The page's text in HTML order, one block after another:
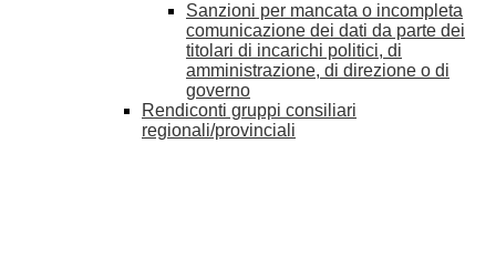
Sanzioni per mancata o incompleta
comunicazione dei dati da parte dei
titolari di incarichi politici, di
amministrazione, di direzione o di
governo
Rendiconti gruppi consiliari
regionali/provinciali